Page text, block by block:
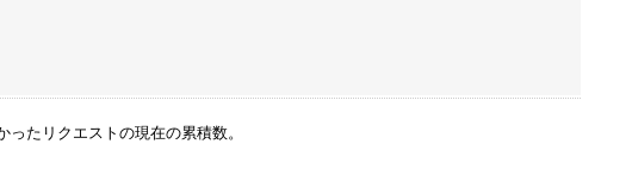
たリクエストの現在の累積数。